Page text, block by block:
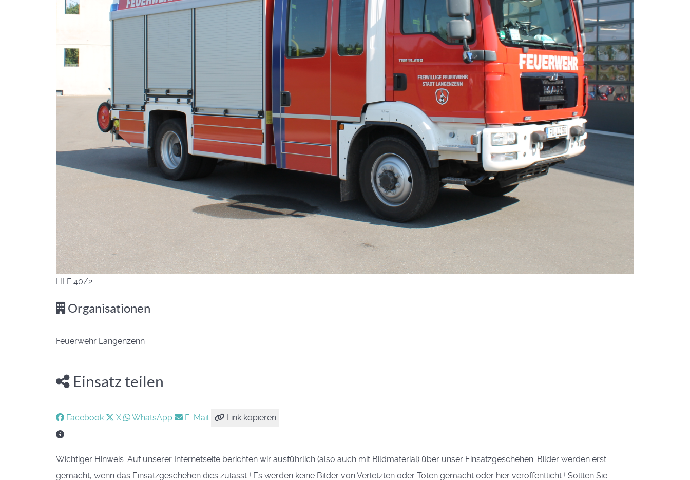
HLF 40/2
Organisationen
Feuerwehr Langenzenn
Einsatz teilen
Facebook X WhatsApp E-Mail Link kopieren
Wichtiger Hinweis: Auf unserer Internetseite berichten wir ausführlich (also auch mit Bildmaterial) über unser Einsatzgeschehen. Bilder werden erst
gemacht, wenn das Einsatzgeschehen dies zulässt ! Es werden keine Bilder von Verletzten oder Toten gemacht oder hier veröffentlicht ! Sollten Sie